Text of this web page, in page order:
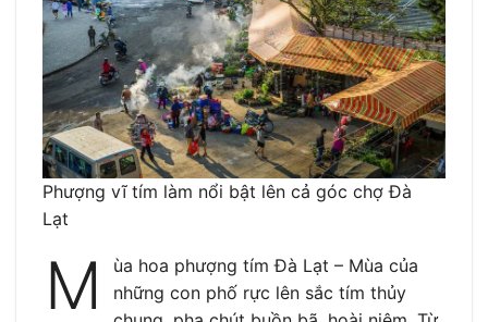
Phượng vĩ tím làm nổi bật lên cả góc chợ Đà
Lạt
M
ùa hoa phượng tím Đà Lạt – Mùa của
những con phố rực lên sắc tím thủy